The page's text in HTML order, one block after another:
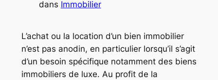
dans Immobilier
L’achat ou la location d’un bien immobilier
n’est pas anodin, en particulier lorsqu’il s’agit
d’un besoin spécifique notamment des biens
immobiliers de luxe. Au profit de la